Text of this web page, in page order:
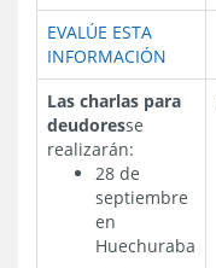
EVALÚE ESTA
INFORMACIÓN
Las charlas para
deudoresse
realizarán:
28 de
septiembre
en
Huechuraba